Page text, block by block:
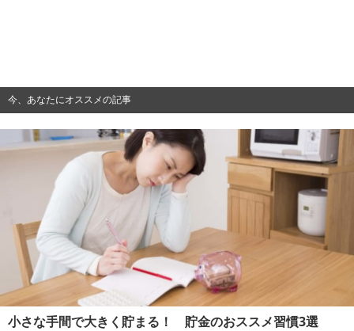
今、あなたにオススメの記事
小さな手間で大きく貯まる！ 貯金のおススメ習慣3選